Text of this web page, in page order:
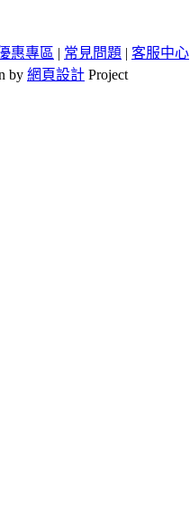
惠專區 | 常見問題 | 客服中心
by 網頁設計 Project